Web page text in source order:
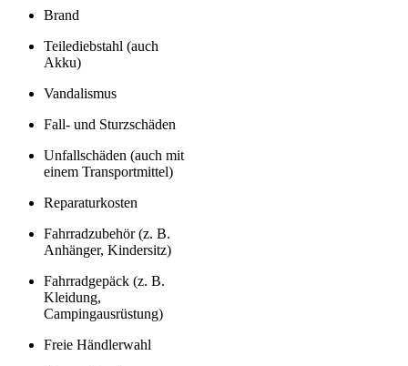
Brand
Teilediebstahl (auch
Akku)
Vandalismus
Fall- und Sturzschäden
Unfallschäden (auch mit
einem Transportmittel)
Reparaturkosten
Fahrradzubehör (z. B.
Anhänger, Kindersitz)
Fahrradgepäck (z. B.
Kleidung,
Campingausrüstung)
Freie Händlerwahl